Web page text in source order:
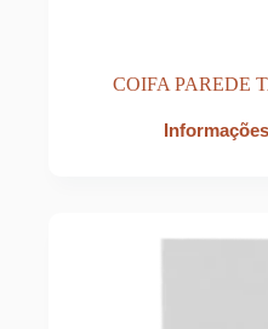
COIFA PAREDE